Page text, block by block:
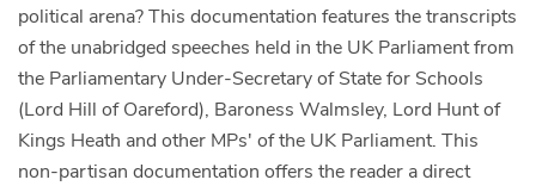
political arena? This documentation features the transcripts
of the unabridged speeches held in the UK Parliament from
the Parliamentary Under-Secretary of State for Schools
(Lord Hill of Oareford), Baroness Walmsley, Lord Hunt of
Kings Heath and other MPs' of the UK Parliament. This
non-partisan documentation offers the reader a direct